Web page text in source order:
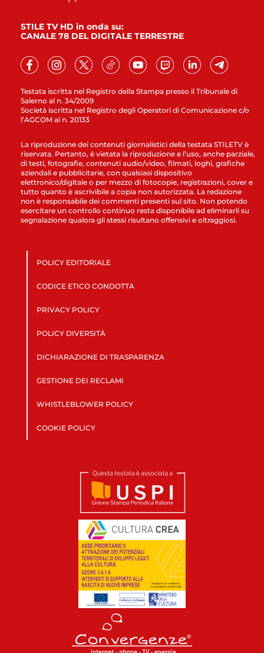
Testata iscritta nel Registro della Stampa presso il Tribunale di
Salerno al n. 34/2009
Società iscritta nel Registro degli Operatori di Comunicazione c/o
l’AGCOM al n. 20133
STILE TV HD in onda su:
CANALE 78 DEL DIGITALE TERRESTRE
La riproduzione dei contenuti giornalistici della testata STILETV è
riservata. Pertanto, è vietata la riproduzione e l’uso, anche parziale,
di testi, fotografie, contenuti audio/video, filmati, loghi, grafiche
aziendali e pubblicitarie, con qualsiasi dispositivo
elettronico/digitale o per mezzo di fotocopie, registrazioni, cover e
tutto quanto è ascrivibile a copia non autorizzata. La redazione
non è responsabile dei commenti presenti sul sito. Non potendo
esercitare un controllo continuo resta disponibile ad eliminarli su
segnalazione qualora gli stessi risultano offensivi e oltraggiosi.
POLICY EDITORIALE
CODICE ETICO CONDOTTA
PRIVACY POLICY
POLICY DIVERSITÀ
DICHIARAZIONE DI TRASPARENZA
GESTIONE DEI RECLAMI
WHISTLEBLOWER POLICY
COOKIE POLICY